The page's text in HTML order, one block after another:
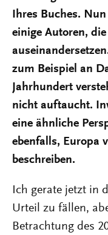
Ihres Buches.
einige Autoren,
zum Beispiel an
Jahrhundert
nicht auftaucht.
eine ähnliche
ebenfalls, Europa
beschreiben.
Ich gerate jetzt in
Urteil zu fällen,
Betrachtung des